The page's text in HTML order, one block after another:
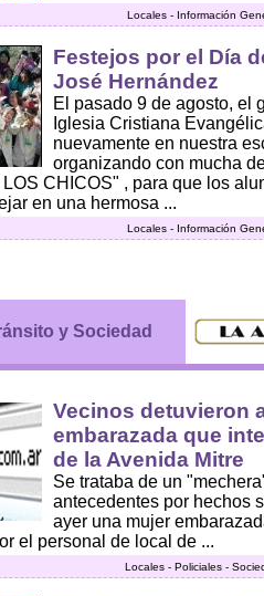
Locales - Información
Festejos por el Día
José Hernández
El pasado 9 de agosto, el
Iglesia Cristiana
nuevamente en nuestra
organizando con mucha
CHICOS" , para que los
en una hermosa ...
Locales - Información
y Sociedad
Vecinos detuvieron
embarazada que
de la Avenida Mitre
Se trataba de un
antecedentes por hechos
ayer una mujer
el personal de local de ...
Locales - Policiales -